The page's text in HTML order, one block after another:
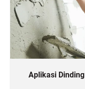
Aplikasi Dinding